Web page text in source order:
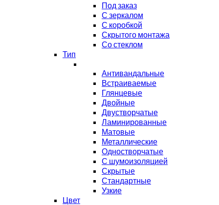
Под заказ
С зеркалом
С коробкой
Скрытого монтажа
Со стеклом
Тип
Антивандальные
Встраиваемые
Глянцевые
Двойные
Двустворчатые
Ламинированные
Матовые
Металлические
Одностворчатые
С шумоизоляцией
Скрытые
Стандартные
Узкие
Цвет